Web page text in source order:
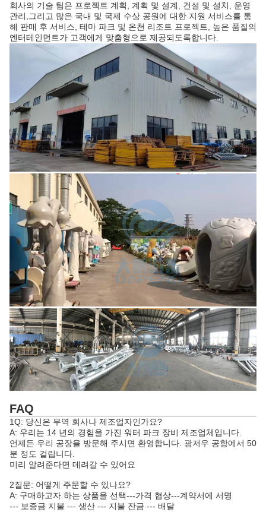
회사의 기술 팀은 프로젝트 계획, 계획 및 설계, 건설 및 설치, 운영
관리,그리고 많은 국내 및 국제 수상 공원에 대한 지원 서비스를 통
해 판매 후 서비스, 테마 파크 및 온천 리조트 프로젝트, 높은 품질의
엔터테인먼트가 고객에게 맞춤형으로 제공되도록합니다.
FAQ
1Q: 당신은 무역 회사나 제조업자인가요?
A: 우리는 14 년의 경험을 가진 워터 파크 장비 제조업체입니다.
언제든 우리 공장을 방문해 주시면 환영합니다. 광저우 공항에서 50
분 정도 걸립니다.
미리 알려준다면 데려갈 수 있어요
2질문: 어떻게 주문할 수 있나요?
A: 구매하고자 하는 상품을 선택---가격 협상---계약서에 서명
--- 보증금 지불 --- 생산 --- 지불 잔금 --- 배달